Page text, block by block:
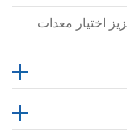
اختيار معدات